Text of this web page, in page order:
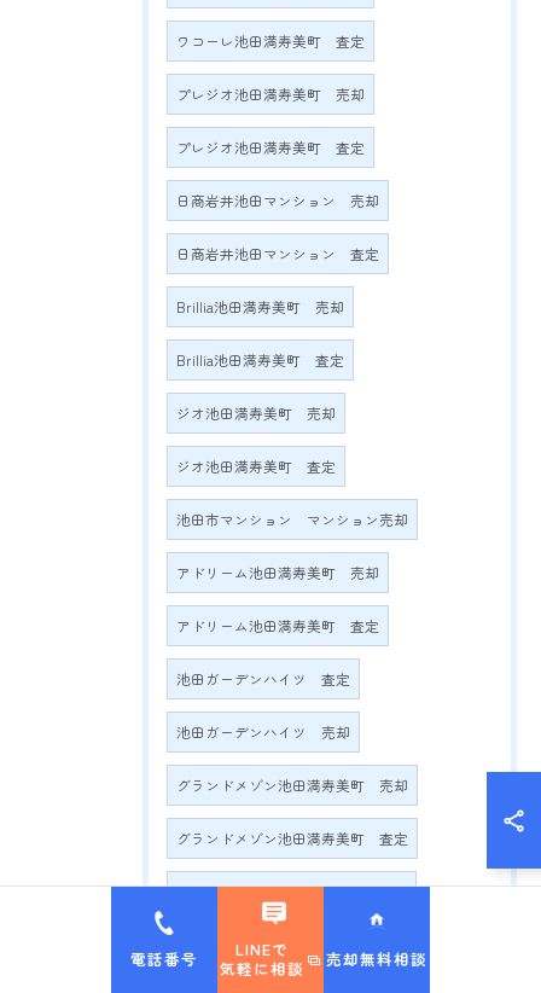
ワコーレ池田満寿美町 査定
プレジオ池田満寿美町 売却
プレジオ池田満寿美町 査定
日商岩井池田マンション 売却
日商岩井池田マンション 査定
Brillia池田満寿美町 売却
Brillia池田満寿美町 査定
ジオ池田満寿美町 売却
ジオ池田満寿美町 査定
池田市マンション マンション売却
アドリーム池田満寿美町 売却
アドリーム池田満寿美町 査定
池田ガーデンハイツ 査定
池田ガーデンハイツ 売却
グランドメゾン池田満寿美町 売却
グランドメゾン池田満寿美町 査定
グランドメゾン満寿美町2016 売却
グランドメゾン満寿美町2016 査定
電話番号
LINEで
気軽に相談
売却無料相談